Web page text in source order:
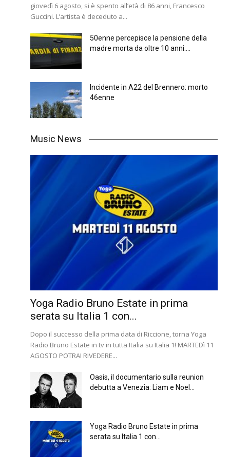
giovedì 6 agosto, si è spento all’età di 86 anni, Francesco
Guccini. L’artista è deceduto a...
50enne percepisce la pensione della
madre morta da oltre 10 anni:...
Incidente in A22 del Brennero: morto
46enne
Music News
Yoga Radio Bruno Estate in prima
serata su Italia 1 con...
Dopo il successo della prima data di Riccione, torna Yoga
Radio Bruno Estate in tv in tutta Italia su Italia 1! MARTEDì 11
AGOSTO POTRAI RIVEDERE...
Oasis, il documentario sulla reunion
debutta a Venezia: Liam e Noel...
Yoga Radio Bruno Estate in prima
serata su Italia 1 con...